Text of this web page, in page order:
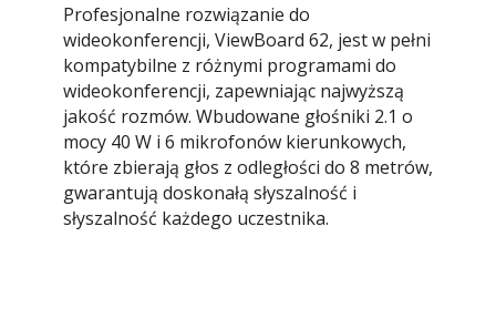
Profesjonalne rozwiązanie do
wideokonferencji, ViewBoard 62, jest w pełni
kompatybilne z różnymi programami do
wideokonferencji, zapewniając najwyższą
jakość rozmów. Wbudowane głośniki 2.1 o
mocy 40 W i 6 mikrofonów kierunkowych,
które zbierają głos z odległości do 8 metrów,
gwarantują doskonałą słyszalność i
słyszalność każdego uczestnika.